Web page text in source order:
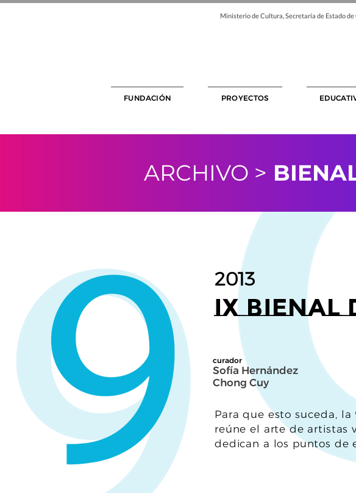
Ministerio de Cultura, Secretaría de Estado
FUNDACIÓN PROYECTOS
2013
IX
curador
Sofía Hernández
Chong Cuy
Para que esto suceda,
reúne el arte de artistas
dedican a los puntos de
ARCHIVO >